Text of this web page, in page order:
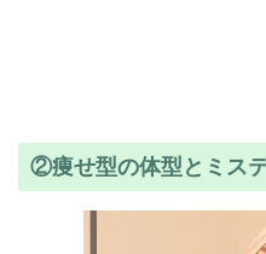
②痩せ型の体型とミス